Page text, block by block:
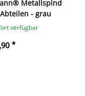
Metallspind
- grau
verfügbar
*